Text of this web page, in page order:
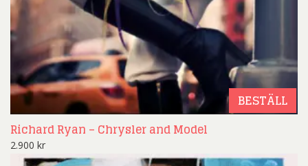
BESTÄLL
Richard Ryan – Chrysler and Model
2.900 kr